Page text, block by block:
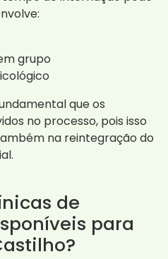
grupo
que os
no processo, pois isso
na reintegração do
de
para